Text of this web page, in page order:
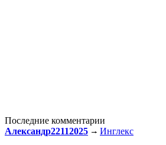
Последние комментарии
Александр22112025
Инглекс